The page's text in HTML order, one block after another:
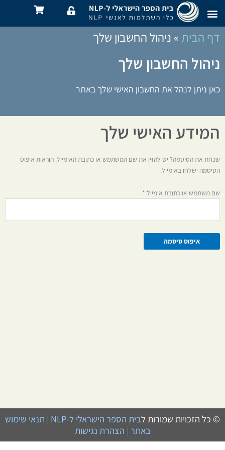
לתוכן
דף הבית» ניהול החשבון שלך
ניהול החשבון שלך
כאן ניתן לנהל את החשבון האישי שלך באתר
המידע האישי שלך
שכחת את הסיסמה? יש להזין את שם המשתמש או כתובת האימייל. הוראות איפוס
הסיסמה ישלחו באימייל.
שם משתמש או כתובת אימייל *
חובה
איפוס סיסמה
© כל הזכויות שמורות לבית הספר הישראלי ל-NLP | תנאי שימוש
באתר הצהרת נגישות